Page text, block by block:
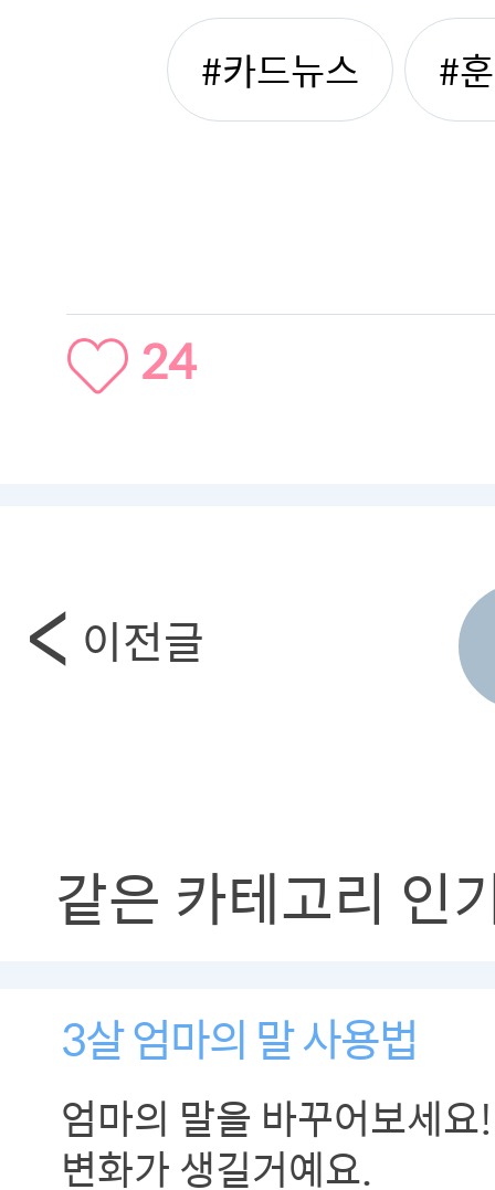
#카드뉴스 #
24
이전글
같은 카테고리 인
3살 엄마의 말 사용법
엄마의 말을 바꾸어보세
변화가 생길거예요.